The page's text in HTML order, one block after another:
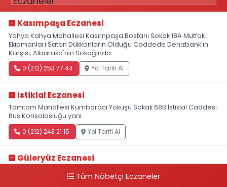
Kasımpaşa Eczanesi
Yahya Kahya Mahallesi Kasımpaşa Bostanı Sokak 18A Mutfak
Ekipmanları Satan Dükkanların Olduğu Caddede Denizbank'ın
Karşısı, Albaraka'nın Sokağında
0 (212) 253 77 44 Yol Tarifi Al
Istiklal Eczanesi
Tomtom Mahallesi Kumbaracı Yokuşu Sokak 68B İstiklal Caddesi
Rus Konsolosluğu yanı
0 (212) 243 21 15 Yol Tarifi Al
Güleryüz Eczanesi
kalaycıbahçe Meydana DoğruTüm Nöbetçi Eczaneler